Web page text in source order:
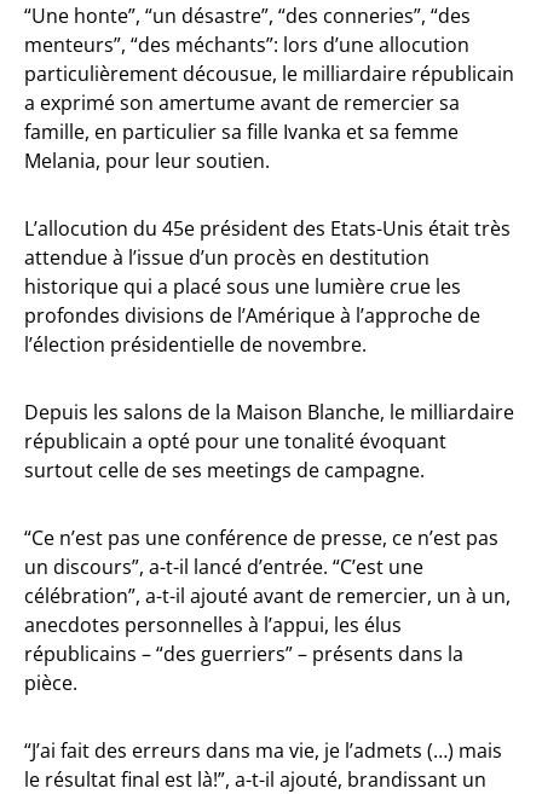
“Une honte”, “un désastre”, “des conneries”, “des
menteurs”, “des méchants”: lors d’une allocution
particulièrement décousue, le milliardaire républicain
a exprimé son amertume avant de remercier sa
famille, en particulier sa fille Ivanka et sa femme
Melania, pour leur soutien.
L’allocution du 45e président des Etats-Unis était très
attendue à l’issue d’un procès en destitution
historique qui a placé sous une lumière crue les
profondes divisions de l’Amérique à l’approche de
l’élection présidentielle de novembre.
Depuis les salons de la Maison Blanche, le milliardaire
républicain a opté pour une tonalité évoquant
surtout celle de ses meetings de campagne.
“Ce n’est pas une conférence de presse, ce n’est pas
un discours”, a-t-il lancé d’entrée. “C’est une
célébration”, a-t-il ajouté avant de remercier, un à un,
anecdotes personnelles à l’appui, les élus
républicains – “des guerriers” – présents dans la
pièce.
“J’ai fait des erreurs dans ma vie, je l’admets (…) mais
le résultat final est là!”, a-t-il ajouté, brandissant un